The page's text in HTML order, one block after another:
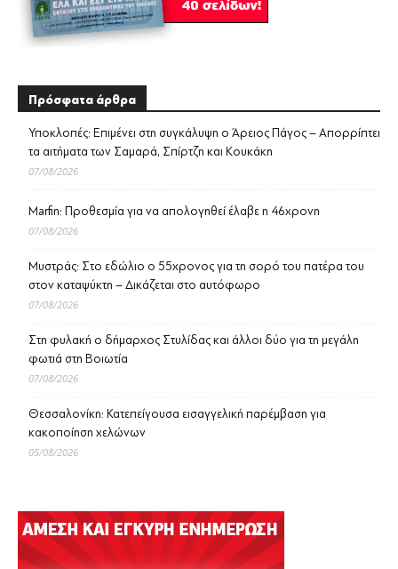
Πρόσφατα άρθρα
Υποκλοπές: Επιμένει στη συγκάλυψη ο Άρειος Πάγος – Απορρίπτει
τα αιτήματα των Σαμαρά, Σπίρτζη και Κουκάκη
07/08/2026
Marfin: Προθεσμία για να απολογηθεί έλαβε η 46χρονη
07/08/2026
Μυστράς: Στο εδώλιο ο 55χρονος για τη σορό του πατέρα του
στον καταψύκτη – Δικάζεται στο αυτόφωρο
07/08/2026
Στη φυλακή ο δήμαρχος Στυλίδας και άλλοι δύο για τη μεγάλη
φωτιά στη Βοιωτία
07/08/2026
Θεσσαλονίκη: Κατεπείγουσα εισαγγελική παρέμβαση για
κακοποίηση χελώνων
05/08/2026